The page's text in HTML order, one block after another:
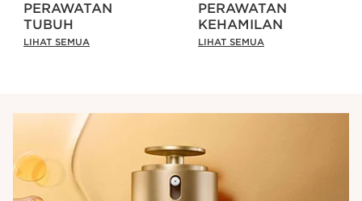
PERAWATAN
TUBUH
LIHAT SEMUA
PERAWATAN
KEHAMILAN
LIHAT SEMUA